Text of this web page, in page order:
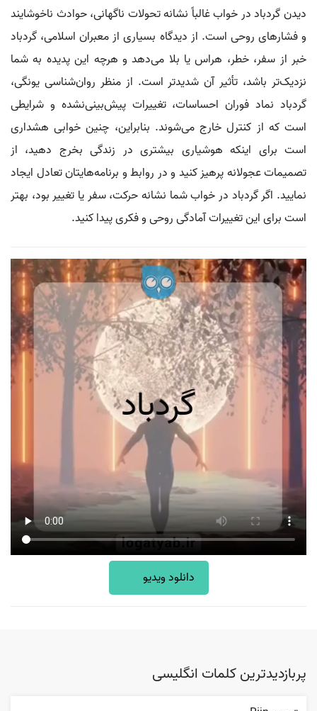
دیدن گردباد در خواب غالباً نشانه تحولات ناگهانی، حوادث ناخوشایند
و فشارهای روحی است. از دیدگاه بسیاری از معبران اسلامی، گردباد
خبر از سفر، خطر، هراس یا بلا می‌دهد و هرچه این پدیده به شما
نزدیک‌تر باشد، تأثیر آن شدیدتر است. از منظر روان‌شناسی یونگی،
گردباد نماد فوران احساسات، تغییرات پیش‌بینی‌نشده و شرایطی
است که از کنترل خارج می‌شوند. بنابراین، چنین خوابی هشداری
است برای اینکه هوشیاری بیشتری در زندگی بخرج دهید، از
تصمیمات عجولانه پرهیز کنید و در روابط و برنامه‌هایتان تعادل ایجاد
نمایید. اگر گردباد در خواب شما نشانه حرکت، سفر یا تغییر بود، بهتر
است برای این تغییرات آمادگی روحی و فکری پیدا کنید.
دانلود ویدیو
پربازدیدترین کلمات انگلیسی